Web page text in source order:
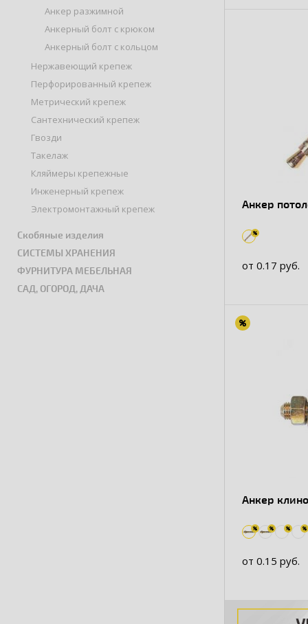
Анкер разжимной
Анкерный болт с крюком
Анкерный болт с кольцом
Нержавеющий крепеж
Перфорированный крепеж
Метрический крепеж
Сантехнический крепеж
Гвозди
Такелаж
Кляймеры крепежные
Инженерный крепеж
Электромонтажный крепеж
Скобяные изделия
СИСТЕМЫ ХРАНЕНИЯ
ФУРНИТУРА МЕБЕЛЬНАЯ
САД, ОГОРОД, ДАЧА
Анкер
от 0.17 руб.
Анкер
от 0.15 руб.